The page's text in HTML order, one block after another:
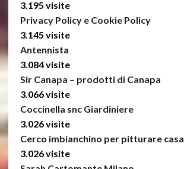
3.195 visite
Privacy Policy e Cookie Policy
3.145 visite
Antennista
3.084 visite
Sir Canapa – prodotti di Canapa
3.066 visite
Coccinella snc Giardiniere
3.026 visite
Cerco imbianchino per pitturare casa
3.026 visite